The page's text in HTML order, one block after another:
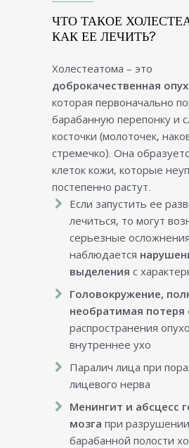
ЧТО ТАКОЕ
КАК ЕЕ ЛЕЧИТЬ?
Холестеатома – это
доброкачественная
которая первоначально
барабанную перепонку и
косточки (молоточек,
стремечко). Она
клеток кожи, которые
постепенно растут.
Если запустить ее
лечиться, то могут
серьезные
наблюдается
выделения с
Головокружение,
необратимая потеря
распространения
внутреннее ухо
Паралич лица при
лицевого нерва
Менингит и абсцесс
мозга при
барабанной полости